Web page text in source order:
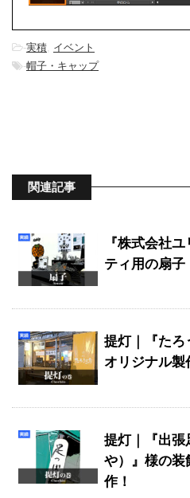
-実積 イベント
-帽子・キャップ
関連記事
『株式会社
ティ用の扇子
提灯｜『たろ
オリジナル製
提灯｜『出張
や）』様の装
作！